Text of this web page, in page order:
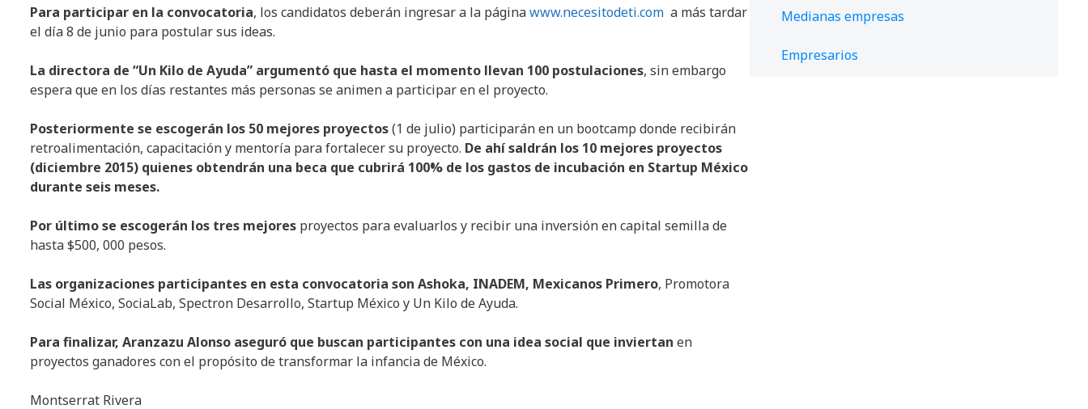
Para participar en la convocatoria, los candidatos deberán ingresar a la páginawww.necesitodeti.com a más tardar
el día 8 de junio para postular sus ideas.
La directora de “Un Kilo de Ayuda” argumentó que hasta el momento llevan 100 postulaciones, sin embargo
espera que en los días restantes más personas se animen a participar en el proyecto.
Posteriormente se escogerán los 50 mejores proyectos(1 de julio) participarán en un bootcamp donde recibirán
retroalimentación, capacitación y mentoría para fortalecer su proyecto. De ahí saldrán los 10 mejores proyectos
(diciembre 2015) quienes obtendrán una beca que cubrirá 100% de los gastos de incubación en Startup México
durante seis meses.
Por último se escogerán los tres mejores proyectos para evaluarlos y recibir una inversión en capital semilla de
hasta $500, 000 pesos.
Las organizaciones participantes en esta convocatoria son Ashoka, INADEM, Mexicanos Primero, Promotora
Social México, SociaLab, Spectron Desarrollo, Startup México y Un Kilo de Ayuda.
Para finalizar, Aranzazu Alonso aseguró que buscan participantes con una idea social que inviertan en
proyectos ganadores con el propósito de transformar la infancia de México.
Montserrat Rivera
Medianas empresas
Empresarios